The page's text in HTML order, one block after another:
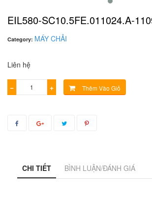
EIL580-SC10.5FE.011024.A-
Category: MÁY CHẢI
Liên hệ
− + Thêm Vào Giỏ
CHI TIẾT BÌNH LUẬN/ĐÁNH GIÁ